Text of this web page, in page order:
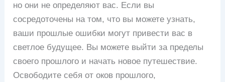
но они не определяют вас. Если вы
сосредоточены на том, что вы можете узнать,
ваши прошлые ошибки могут привести вас в
светлое будущее. Вы можете выйти за пределы
своего прошлого и начать новое путешествие.
Освободите себя от оков прошлого,